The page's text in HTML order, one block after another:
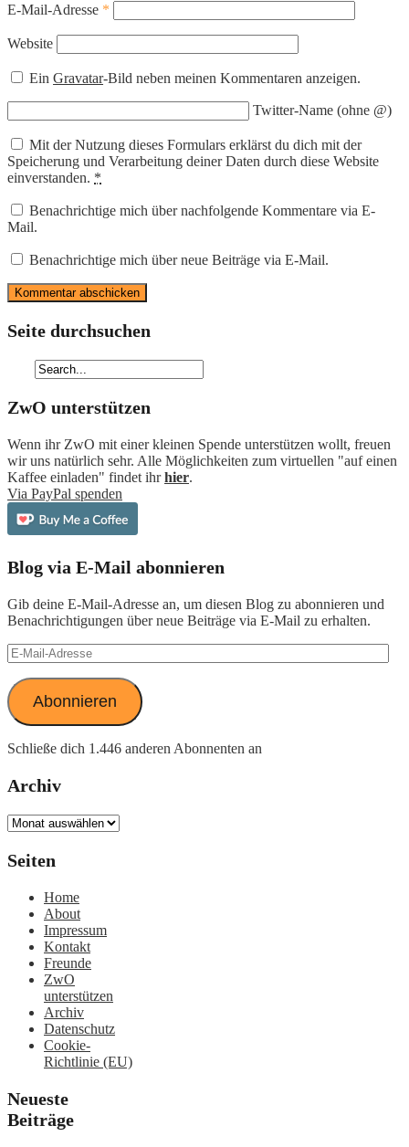
E-Mail-Adresse *
Website
EinGravatar-Bild neben meinen Kommentaren anzeigen.
Twitter-Name (ohne @)
Mit der Nutzung dieses Formulars erklärst du dich mit der
Speicherung und Verarbeitung deiner Daten durch diese Website
einverstanden. *
Benachrichtige mich über nachfolgende Kommentare via E-
Mail.
Benachrichtige mich über neue Beiträge via E-Mail.
Seite durchsuchen
ZwO unterstützen
Wenn ihr ZwO mit einer kleinen Spende unterstützen wollt, freuen
wir uns natürlich sehr. Alle Möglichkeiten zum virtuellen "auf einen
Kaffee einladen" findet ihrhier.
Via PayPal spenden
Blog via E-Mail abonnieren
Gib deine E-Mail-Adresse an, um diesen Blog zu abonnieren und
Benachrichtigungen über neue Beiträge via E-Mail zu erhalten.
E-
Mail-
Adresse
Abonnieren
Schließe dich 1.446 anderen Abonnenten an
Archiv
Archiv
Seiten
Home
About
Impressum
Kontakt
Freunde
ZwO
unterstützen
Archiv
Datenschutz
Cookie-
Richtlinie (EU)
Neueste
Beiträge